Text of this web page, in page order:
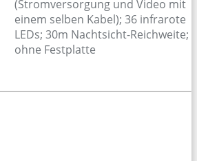
(Stromversorgung und Video mit
einem selben Kabel); 36 infrarote
LEDs; 30m Nachtsicht-Reichweite;
ohne Festplatte